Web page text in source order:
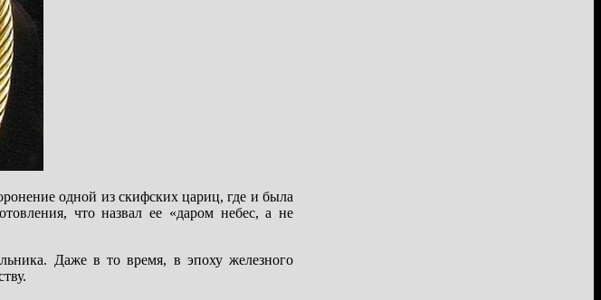
одной из скифских цариц, где и была
что назвал ее «даром небес, а не
Даже в то время, в эпоху железного